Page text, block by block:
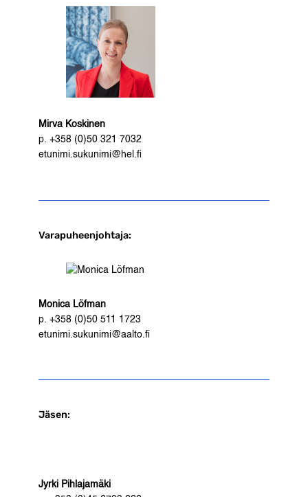
Mirva Koskinen
p. +358 (0)50 321 7032
etunimi.sukunimi@hel.fi
Varapuheenjohtaja:
Monica Löfman
p. +358 (0)50 511 1723
etunimi.sukunimi@aalto.fi
Jäsen:
Jyrki Pihlajamäki